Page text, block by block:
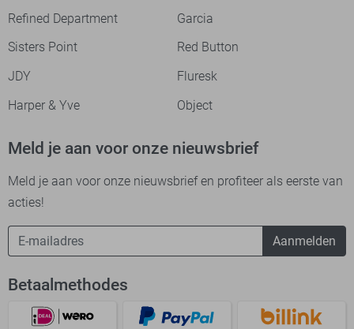
Refined Department
Garcia
Sisters Point
Red Button
JDY
Fluresk
Harper & Yve
Object
Meld je aan voor onze nieuwsbrief
Meld je aan voor onze nieuwsbrief en profiteer als eerste van
acties!
Aanmelden
Betaalmethodes